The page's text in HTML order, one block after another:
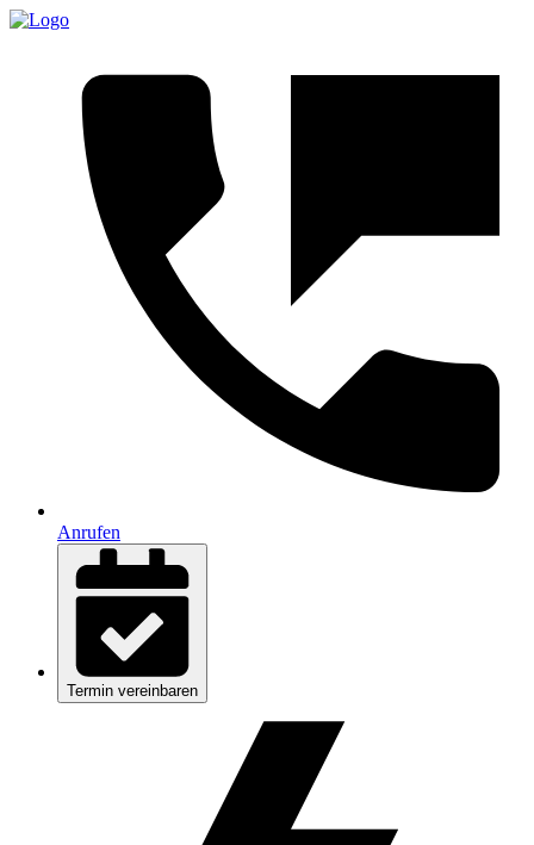
Anrufen
Termin vereinbaren